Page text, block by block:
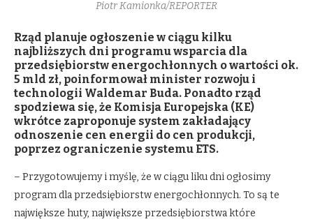
Piotr Kamionka/REPORTER
Rząd planuje ogłoszenie w ciągu kilku
najbliższych dni programu wsparcia dla
przedsiębiorstw energochłonnych o wartości ok.
5 mld zł, poinformował minister rozwoju i
technologii Waldemar Buda. Ponadto rząd
spodziewa się, że Komisja Europejska (KE)
wkrótce zaproponuje system zakładający
odnoszenie cen energii do cen produkcji,
poprzez ograniczenie systemu ETS.
– Przygotowujemy i myślę, że w ciągu liku dni ogłosimy
program dla przedsiębiorstw energochłonnych. To są te
największe huty, największe przedsiębiorstwa które